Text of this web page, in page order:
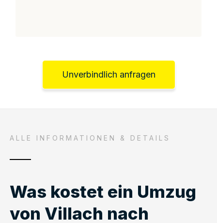
Unverbindlich anfragen
ALLE INFORMATIONEN & DETAILS
Was kostet ein Umzug
von Villach nach